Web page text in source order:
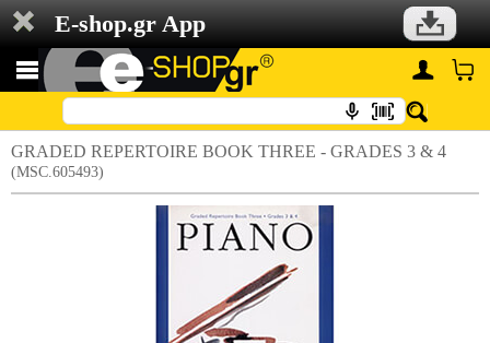
E-shop.gr App
GRADED REPERTOIRE BOOK THREE - GRADES 3 & 4
(MSC.605493)